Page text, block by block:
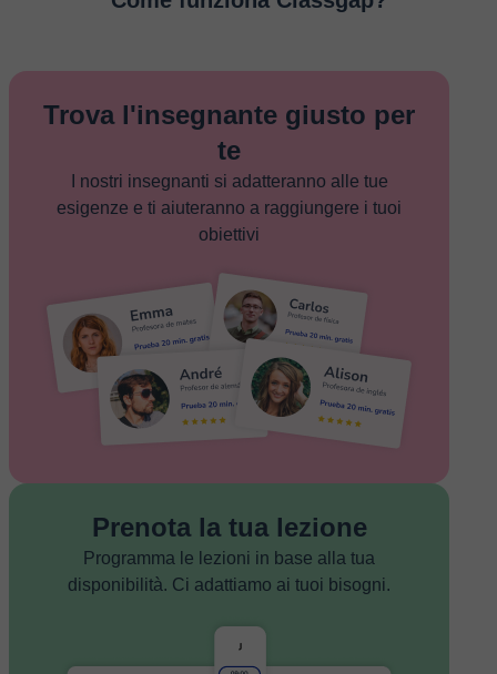
Trova l'insegnante giusto per
te
I nostri insegnanti si adatteranno alle tue
esigenze e ti aiuteranno a raggiungere i tuoi
obiettivi
Prenota la tua lezione
Programma le lezioni in base alla tua
disponibilità. Ci adattiamo ai tuoi bisogni.